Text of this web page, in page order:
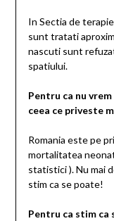
In Sectia de
sunt tratati
nascuti sunt
spatiului.
Pentru ca nu
ceea ce priveste
Romania este pe
mortalitatea
statistici ). Nu mai
stim ca se poate!
Pentru ca stim ca